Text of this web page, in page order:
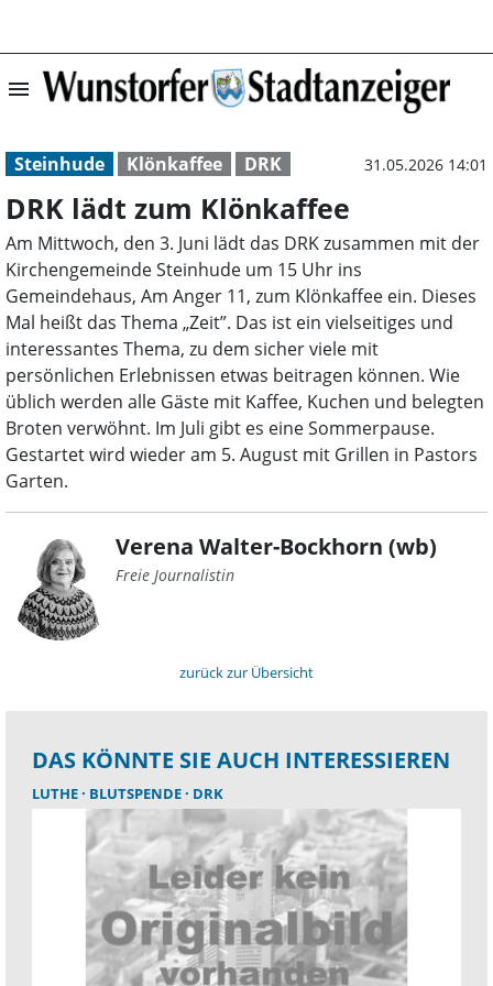
menu DRK lädt zum
Steinhude Klönkaffee DRK 31.05.2026 14:01
DRK lädt zum Klönkaffee
Am Mittwoch, den 3. Juni lädt das DRK zusammen mit der
Kirchengemeinde Steinhude um 15 Uhr ins
Gemeindehaus, Am Anger 11, zum Klönkaffee ein. Dieses
Mal heißt das Thema „Zeit”. Das ist ein vielseitiges und
interessantes Thema, zu dem sicher viele mit
persönlichen Erlebnissen etwas beitragen können. Wie
üblich werden alle Gäste mit Kaffee, Kuchen und belegten
Broten verwöhnt. Im Juli gibt es eine Sommerpause.
Gestartet wird wieder am 5. August mit Grillen in Pastors
Garten.
Verena Walter-Bockhorn (wb)
Freie Journalistin
zurück zur Übersicht
DAS KÖNNTE SIE AUCH INTERESSIEREN
LUTHE BLUTSPENDE DRK